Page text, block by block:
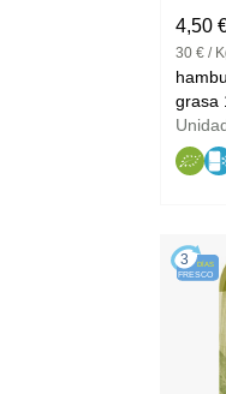
4,50
30 € /
3 DÍAS
FRESCO